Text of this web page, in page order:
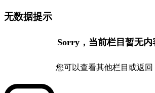
无数据提示
Sorry，当前栏目暂无内
您可以查看其他栏目或返回